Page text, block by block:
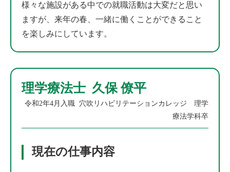
様々な施設がある中での就職活動は大変だと思い
ますが、来年の春、一緒に働くことができること
を楽しみにしています。
理学療法士 久保 僚平
令和2年4月入職 穴吹リハビリテーションカレッジ 理学
療法学科卒
現在の仕事内容